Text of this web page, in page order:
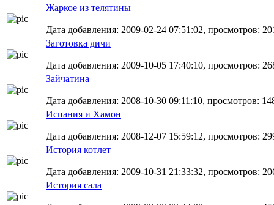
Жаркое из телятины
Дата добавления: 2009-02-24 07:51:02, просмотров:
Заготовка дичи
Дата добавления: 2009-10-05 17:40:10, просмотров:
Зайчатина
Дата добавления: 2008-10-30 09:11:10, просмотров:
Испания и Хамон
Дата добавления: 2008-12-07 15:59:12, просмотров:
История котлет
Дата добавления: 2009-10-31 21:33:32, просмотров:
История сала